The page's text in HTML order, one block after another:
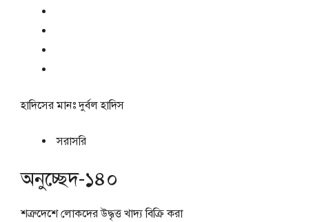
হাদিসের মানঃদুর্বল হাদিস
সরাসরি
অনুচ্ছেদ-১৪০
শত্রুদেশে লোকদের উদ্ধৃত্ত খাদ্য বিক্রি করা